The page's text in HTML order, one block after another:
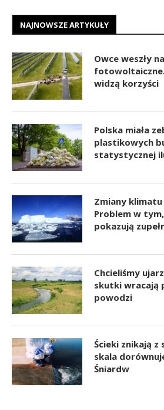
NAJNOWSZE ARTYKUŁY
Owce weszły
widzą korzyści
Polska miała
plastikowych
statystycznej
Zmiany klimatu
Problem w
pokazują
Chcieliśmy
skutki wracają
powodzi
Ścieki znikają z
skala
Śniardw